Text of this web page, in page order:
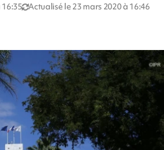
16:35 Actualisé le 23 mars 2020 à 16:46